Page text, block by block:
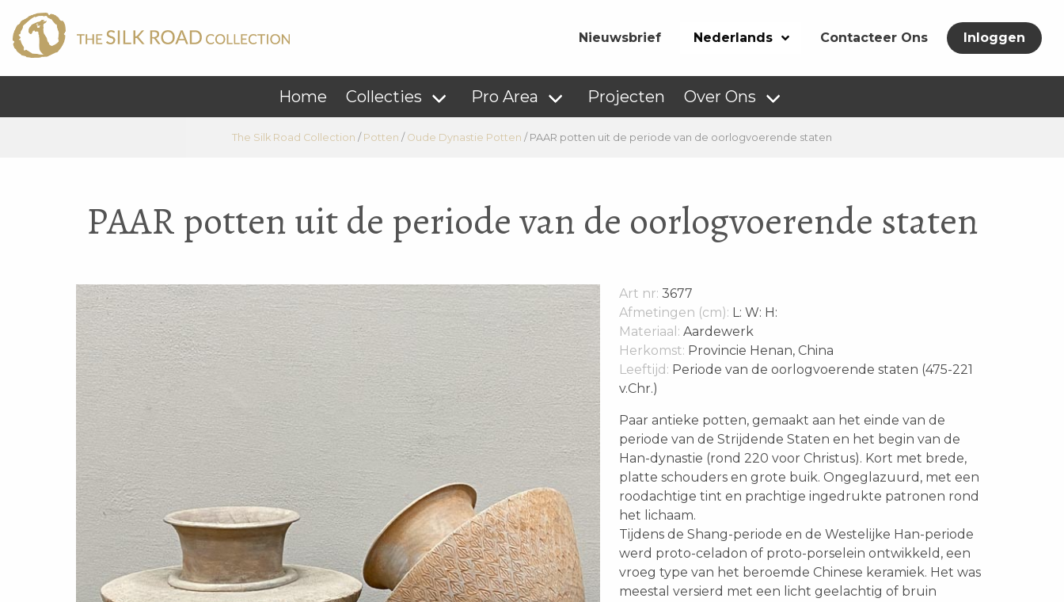
Nieuwsbrief Nederlands Contacteer Ons Inloggen
Home Collecties Pro Area Projecten Over Ons
The Silk Road Collection / Potten / Oude Dynastie Potten / PAAR potten uit de periode van de oorlogvoerende staten
PAAR potten uit de periode van de oorlogvoerende staten
Art nr: 3677
Afmetingen (cm): L: W: H:
Materiaal: Aardewerk
Herkomst: Provincie Henan, China
Leeftijd: Periode van de oorlogvoerende staten (475-221
v.Chr.)
Paar antieke potten, gemaakt aan het einde van de
periode van de Strijdende Staten en het begin van de
Han-dynastie (rond 220 voor Christus). Kort met brede,
platte schouders en grote buik. Ongeglazuurd, met een
roodachtige tint en prachtige ingedrukte patronen rond
het lichaam.
Tijdens de Shang-periode en de Westelijke Han-periode
werd proto-celadon of proto-porselein ontwikkeld, een
vroeg type van het beroemde Chinese keramiek. Het was
meestal versierd met een licht geelachtig of bruin